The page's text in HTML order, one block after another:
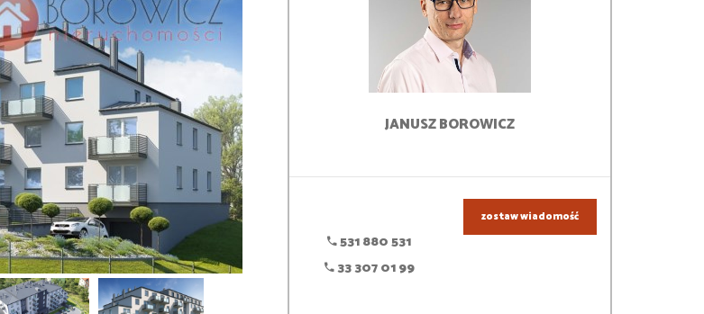
JANUSZBOROWICZ
531 880 531
33 307 01 99
zostaw wiadomość